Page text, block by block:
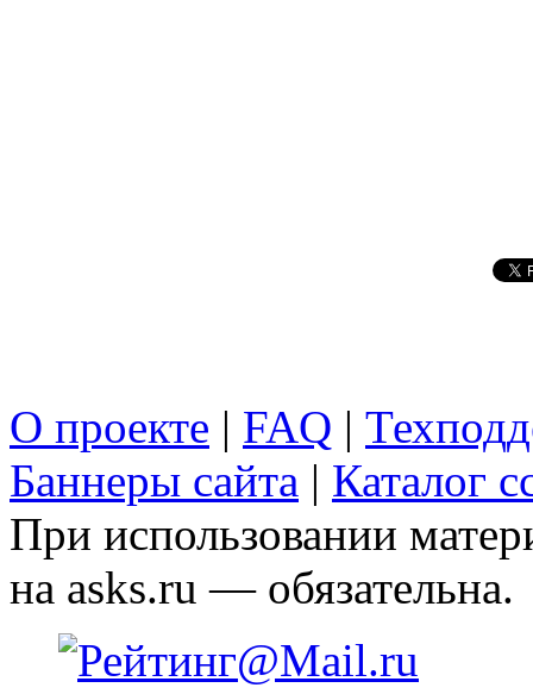
О проекте | FAQ |
Баннеры сайта | Каталог
При использовании
на asks.ru — обязательна.